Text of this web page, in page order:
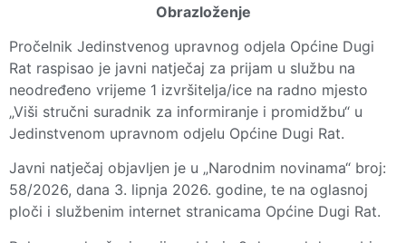
Obrazloženje
Pročelnik Jedinstvenog upravnog odjela Općine Dugi
Rat raspisao je javni natječaj za prijam u službu na
neodređeno vrijeme 1 izvršitelja/ice na radno mjesto
„Viši stručni suradnik za informiranje i promidžbu“ u
Jedinstvenom upravnom odjelu Općine Dugi Rat.
Javni natječaj objavljen je u „Narodnim novinama“ broj:
58/2026, dana 3. lipnja 2026. godine, te na oglasnoj
ploči i službenim internet stranicama Općine Dugi Rat.